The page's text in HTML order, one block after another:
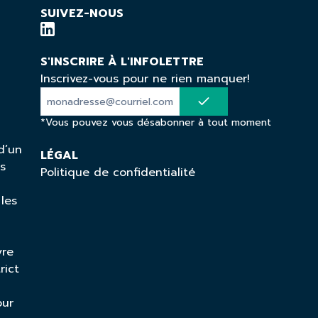
SUIVEZ-NOUS
S'INSCRIRE À L'INFOLETTRE
Inscrivez-vous pour ne rien manquer!
*Vous pouvez vous désabonner à tout moment
LÉGAL
Politique de confidentialité